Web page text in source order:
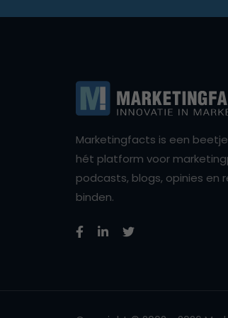
Marketingfacts is een
hét platform voor
podcasts, blogs, opinies en
binden.